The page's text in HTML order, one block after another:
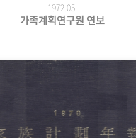
1972.05.
가족계획연구원 연보